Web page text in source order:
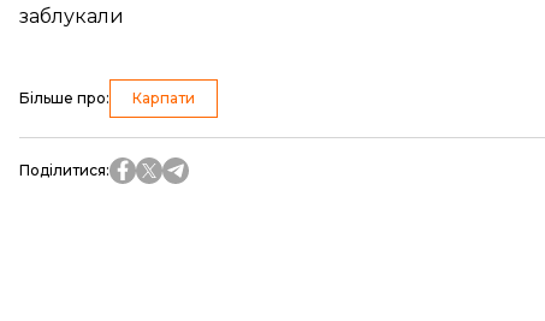
заблукали
Більше про: Карпати
Поділитися: